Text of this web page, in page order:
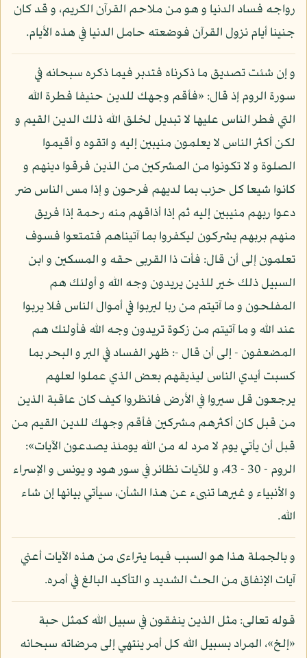
رواجه فساد الدنيا و هو من ملاحم القرآن الكريم، و قد كان
جنينا أيام نزول القرآن فوضعته حامل الدنيا في هذه الأيام.
و إن شئت تصديق ما ذكرناه فتدبر فيما ذكره سبحانه في
سورة الروم إذ قال: «فأقم وجهك للدين حنيفا فطرة الله
التي فطر الناس عليها لا تبديل لخلق الله ذلك الدين القيم و
لكن أكثر الناس لا يعلمون منيبين إليه و اتقوه و أقيموا
الصلوة و لا تكونوا من المشركين من الذين فرقوا دينهم و
كانوا شيعا كل حزب بما لديهم فرحون و إذا مس الناس ضر
دعوا ربهم منيبين إليه ثم إذا أذاقهم منه رحمة إذا فريق
منهم بربهم يشركون ليكفروا بما آتيناهم فتمتعوا فسوف
تعلمون إلى أن قال: فأت ذا القربى حقه و المسكين و ابن
السبيل ذلك خير للذين يريدون وجه الله و أولئك هم
المفلحون و ما آتيتم من ربا ليربوا في أموال الناس فلا يربوا
عند الله و ما آتيتم من زكوة تريدون وجه الله فأولئك هم
المضعفون - إلى أن قال -: ظهر الفساد في البر و البحر بما
كسبت أيدي الناس ليذيقهم بعض الذي عملوا لعلهم
يرجعون قل سيروا في الأرض فانظروا كيف كان عاقبة الذين
من قبل كان أكثرهم مشركين فأقم وجهك للدين القيم من
قبل أن يأتي يوم لا مرد له من الله يومئذ يصدعون الآيات»:
الروم - 30 - 43، و للآيات نظائر في سور هود و يونس و الإسراء
و الأنبياء و غيرها تنبىء عن هذا الشأن، سيأتي بيانها إن شاء
الله.
و بالجملة هذا هو السبب فيما يتراءى من هذه الآيات أعني
آيات الإنفاق من الحث الشديد و التأكيد البالغ في أمره.
قوله تعالى: مثل الذين ينفقون في سبيل الله كمثل حبة
«إلخ»، المراد بسبيل الله كل أمر ينتهي إلى مرضاته سبحانه